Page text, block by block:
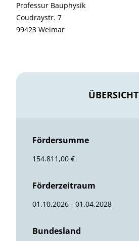
Professur Bauphysik
Coudraystr. 7
99423 Weimar
ÜBERSICHT
Fördersumme
154.811,00 €
Förderzeitraum
01.10.2026 - 01.04.2028
Bundesland